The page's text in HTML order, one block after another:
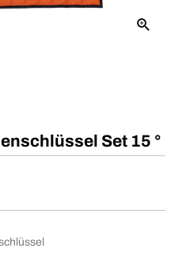
Set 15 °